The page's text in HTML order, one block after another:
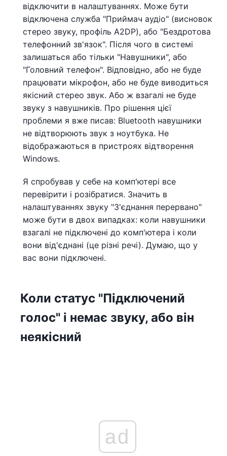
відключити в налаштуваннях. Може бути
відключена служба "Приймач аудіо" (висновок
стерео звуку, профіль A2DP), або "Бездротова
телефонний зв'язок". Після чого в системі
залишаться або тільки "Навушники", або
"Головний телефон". Відповідно, або не буде
працювати мікрофон, або не буде виводиться
якісний стерео звук. Або ж взагалі не буде
звуку з навушників. Про рішення цієї
проблеми я вже писав: Bluetooth навушники
не відтворюють звук з ноутбука. Не
відображаються в пристроях відтворення
Windows.
Я спробував у себе на комп'ютері все
перевірити і розібратися. Значить в
налаштуваннях звуку "З'єднання перервано"
може бути в двох випадках: коли навушники
взагалі не підключені до комп'ютера і коли
вони від'єднані (це різні речі). Думаю, що у
вас вони підключені.
Коли статус "Підключений
голос" і немає звуку, або він
неякісний
ad